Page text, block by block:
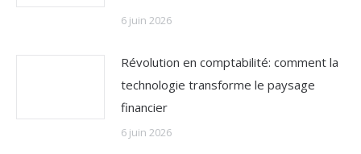
6 juin 2026
Révolution en comptabilité: comment la
technologie transforme le paysage
financier
6 juin 2026